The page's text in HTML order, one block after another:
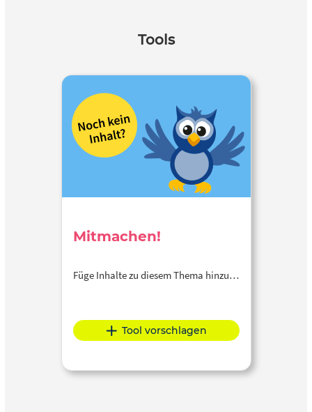
Tools
Mitmachen!
Füge Inhalte zu diesem Thema hinzu…
Tool vorschlagen